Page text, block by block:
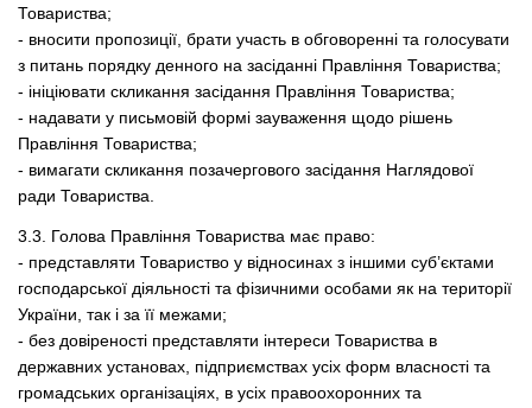
Товариства;
- вносити пропозиції, брати участь в обговоренні та голосувати
з питань порядку денного на засіданні Правління Товариства;
- ініціювати скликання засідання Правління Товариства;
- надавати у письмовій формі зауваження щодо рішень
Правління Товариства;
- вимагати скликання позачергового засідання Наглядової
ради Товариства.
3.3. Голова Правління Товариства має право:
- представляти Товариство у відносинах з іншими суб’єктами
господарської діяльності та фізичними особами як на території
України, так і за її межами;
- без довіреності представляти інтереси Товариства в
державних установах, підприємствах усіх форм власності та
громадських організаціях, в усіх правоохоронних та